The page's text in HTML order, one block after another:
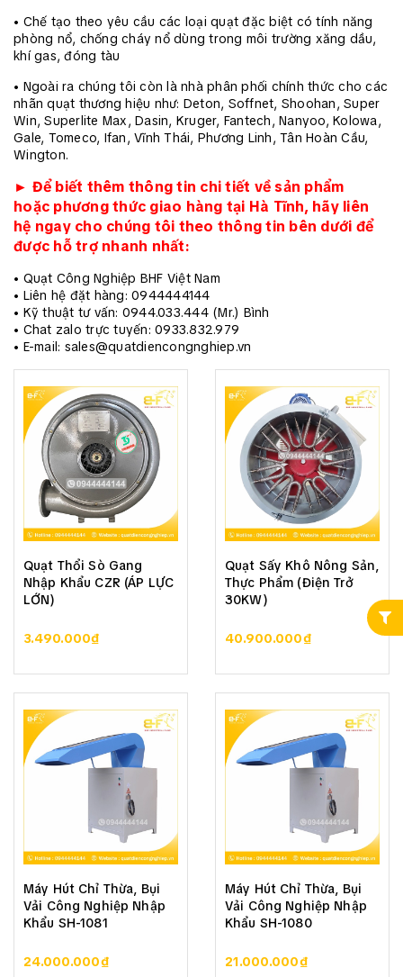
• Chế tạo theo yêu cầu các loại quạt đặc biệt có tính năng
phòng nổ, chống cháy nổ dùng trong môi trường xăng dầu,
khí gas, đóng tàu
• Ngoài ra chúng tôi còn là nhà phân phối chính thức cho các
nhãn quạt thương hiệu như: Deton, Soffnet, Shoohan, Super
Win, Superlite Max, Dasin, Kruger, Fantech, Nanyoo, Kolowa,
Gale, Tomeco, Ifan, Vĩnh Thái, Phương Linh, Tân Hoàn Cầu,
Wington.
► Để biết thêm thông tin chi tiết về sản phẩm
hoặc phương thức giao hàng tại Hà Tĩnh, hãy liên
hệ ngay cho chúng tôi theo thông tin bên dưới để
được hỗ trợ nhanh nhất:
• Quạt Công Nghiệp BHF Việt Nam
• Liên hệ đặt hàng: 0944444144
• Kỹ thuật tư vấn: 0944.033.444 (Mr.) Bình
• Chat zalo trực tuyến: 0933.832.979
• E-mail: sales@quatdiencongnghiep.vn
Quạt Thổi Sò Gang
Nhập Khẩu CZR (ÁP LỰC
LỚN)
3.490.000₫
Quạt Sấy Khô Nông Sản,
Thực Phẩm (Điện Trở
30KW)
40.900.000₫
Máy Hút Chỉ Thừa, Bụi
Vải Công Nghiệp Nhập
Khẩu SH-1081
24.000.000₫
Máy Hút Chỉ Thừa, Bụi
Vải Công Nghiệp Nhập
Khẩu SH-1080
21.000.000₫